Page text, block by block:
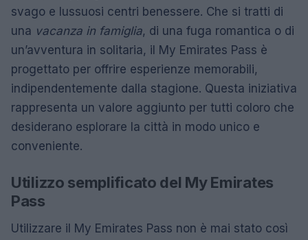
svago e lussuosi centri benessere. Che si tratti di
una vacanza in famiglia, di una fuga romantica o di
un’avventura in solitaria, il My Emirates Pass è
progettato per offrire esperienze memorabili,
indipendentemente dalla stagione. Questa iniziativa
rappresenta un valore aggiunto per tutti coloro che
desiderano esplorare la città in modo unico e
conveniente.
Utilizzo semplificato del My Emirates
Pass
Utilizzare il My Emirates Pass non è mai stato così